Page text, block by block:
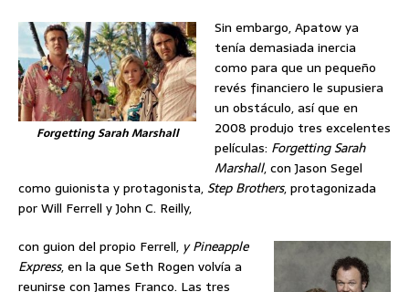
Forgetting Sarah Marshall
Sin embargo, Apatow ya
tenía demasiada inercia
como para que un pequeño
revés financiero le supusiera
un obstáculo, así que en
2008 produjo tres excelentes
películas: Forgetting Sarah
Marshall, con Jason Segel
como guionista y protagonista,Step Brothers, protagonizada
por Will Ferrell y John C. Reilly,
con guion del propio Ferrell, y Pineapple
Express, en la que Seth Rogen volvía a
reunirse con James Franco. Las tres